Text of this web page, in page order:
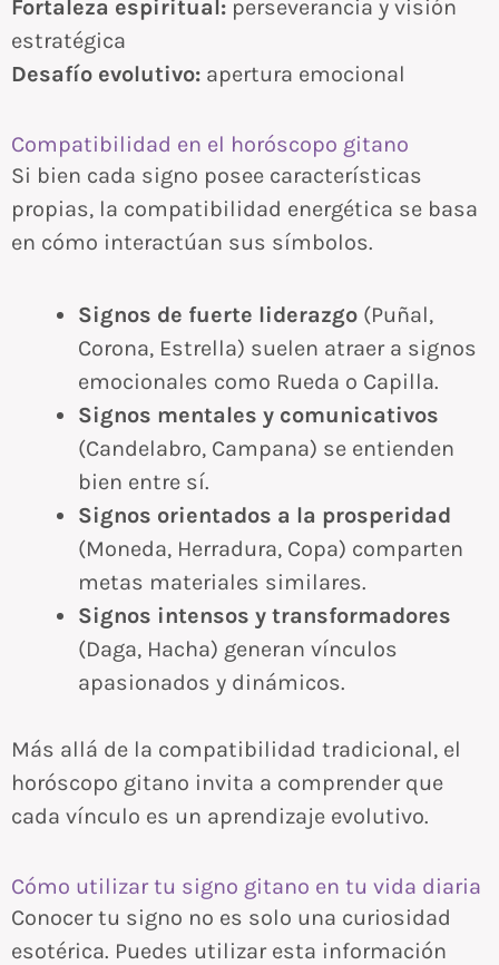
Fortaleza espiritual: perseverancia y visión
estratégica
Desafío evolutivo: apertura emocional
Compatibilidad en el horóscopo gitano
Si bien cada signo posee características
propias, la compatibilidad energética se basa
en cómo interactúan sus símbolos.
Signos de fuerte liderazgo (Puñal,
Corona, Estrella) suelen atraer a signos
emocionales como Rueda o Capilla.
Signos mentales y comunicativos
(Candelabro, Campana) se entienden
bien entre sí.
Signos orientados a la prosperidad
(Moneda, Herradura, Copa) comparten
metas materiales similares.
Signos intensos y transformadores
(Daga, Hacha) generan vínculos
apasionados y dinámicos.
Más allá de la compatibilidad tradicional, el
horóscopo gitano invita a comprender que
cada vínculo es un aprendizaje evolutivo.
Cómo utilizar tu signo gitano en tu vida diaria
Conocer tu signo no es solo una curiosidad
esotérica. Puedes utilizar esta información